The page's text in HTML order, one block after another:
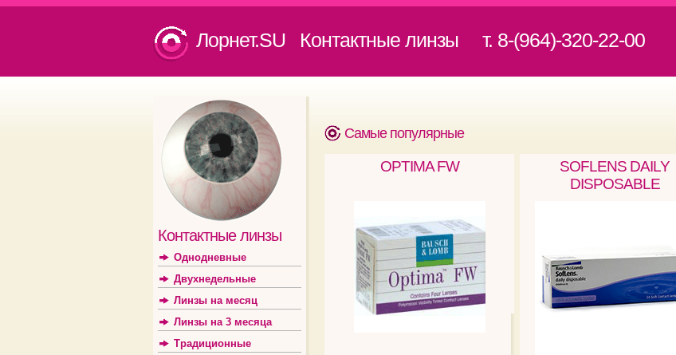
Лорнет.SU Контактные линзы т. 8-(964)-320-22-00
Контактные линзы
Однодневные
Двухнедельные
Линзы на месяц
Линзы на 3 месяца
Традиционные
Самые популярные
OPTIMA FW
SOFLENS DAILY
DISPOSABLE